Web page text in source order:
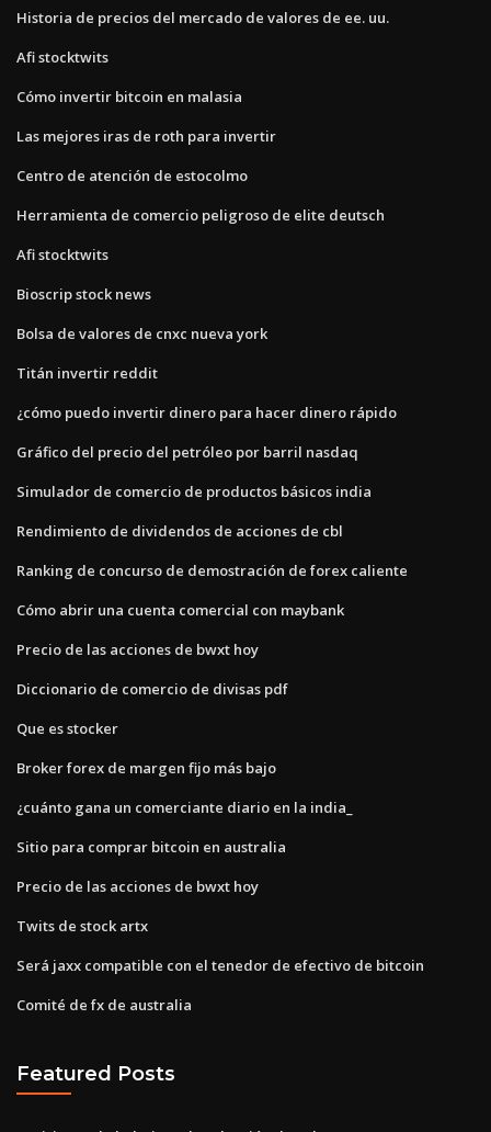
Historia de precios del mercado de valores de ee. uu.
Afi stocktwits
Cómo invertir bitcoin en malasia
Las mejores iras de roth para invertir
Centro de atención de estocolmo
Herramienta de comercio peligroso de elite deutsch
Afi stocktwits
Bioscrip stock news
Bolsa de valores de cnxc nueva york
Titán invertir reddit
¿cómo puedo invertir dinero para hacer dinero rápido
Gráfico del precio del petróleo por barril nasdaq
Simulador de comercio de productos básicos india
Rendimiento de dividendos de acciones de cbl
Ranking de concurso de demostración de forex caliente
Cómo abrir una cuenta comercial con maybank
Precio de las acciones de bwxt hoy
Diccionario de comercio de divisas pdf
Que es stocker
Broker forex de margen fijo más bajo
¿cuánto gana un comerciante diario en la india_
Sitio para comprar bitcoin en australia
Precio de las acciones de bwxt hoy
Twits de stock artx
Será jaxx compatible con el tenedor de efectivo de bitcoin
Comité de fx de australia
Featured Posts